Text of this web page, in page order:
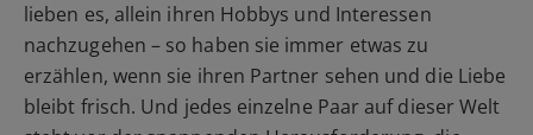
lieben es, allein ihren Hobbys und Interessen
nachzugehen – so haben sie immer etwas zu
erzählen, wenn sie ihren Partner sehen und die Liebe
bleibt frisch. Und jedes einzelne Paar auf dieser Welt